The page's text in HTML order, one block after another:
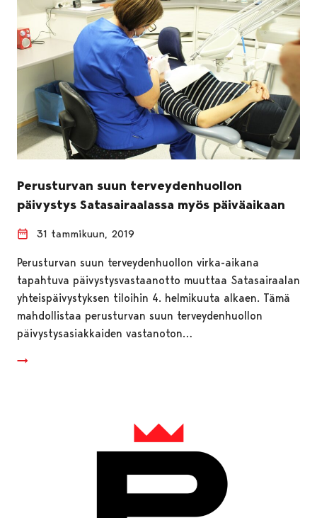
Perusturvan suun terveydenhuollon
päivystys Satasairaalassa myös päiväaikaan
31 tammikuun, 2019
Perusturvan suun terveydenhuollon virka-aikana
tapahtuva päivystysvastaanotto muuttaa Satasairaalan
yhteispäivystyksen tiloihin 4. helmikuuta alkaen. Tämä
mahdollistaa perusturvan suun terveydenhuollon
päivystysasiakkaiden vastanoton…